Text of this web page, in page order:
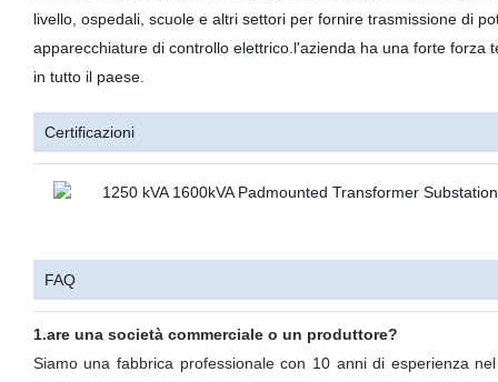
livello, ospedali, scuole e altri settori per forniretrasmissione di
apparecchiature di controllo elettrico.l'azienda ha una forte
in tutto il paese.
Certificazioni
FAQ
1.are una società commerciale o un produttore?
Siamo una fabbrica professionale con 10 anni di esperienza